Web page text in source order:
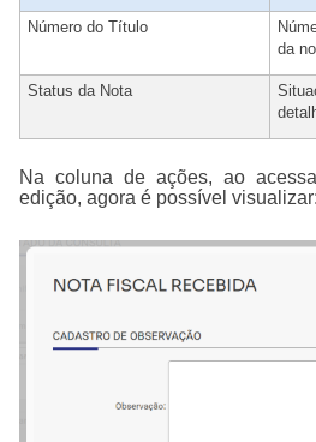
Número do Título
da
Status da Nota
Na coluna de ações, ao
edição, agora é possível visualizar: